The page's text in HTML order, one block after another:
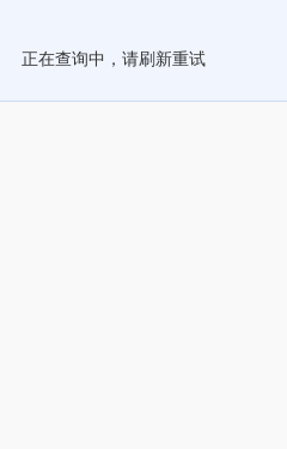
正在查询中，请刷新重试